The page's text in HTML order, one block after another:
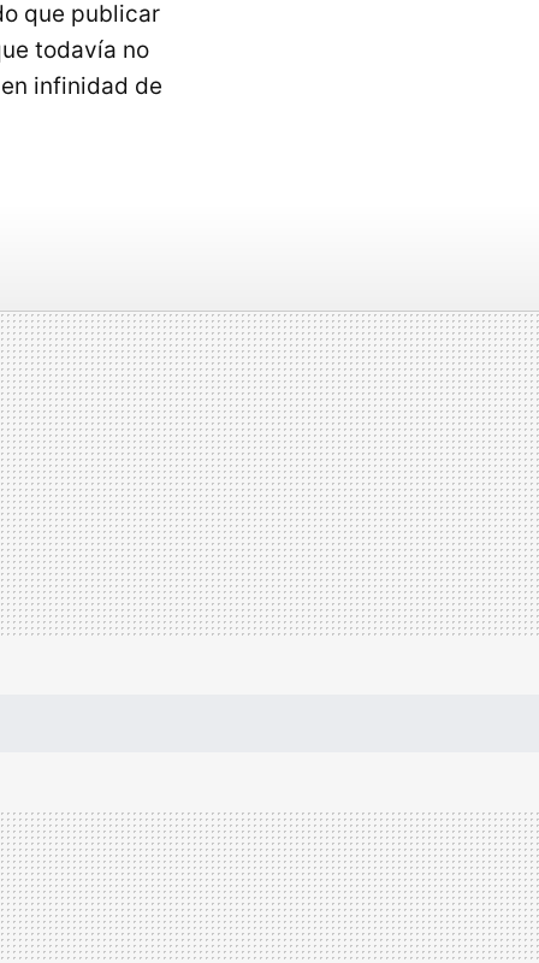
que publicar
todavía no
infinidad de